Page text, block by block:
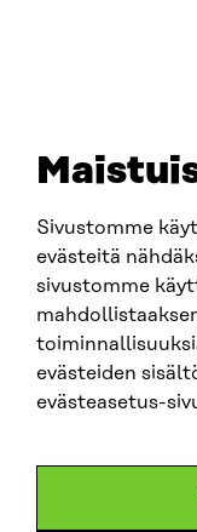
Sivustomme
evästeitä
sivustomme
evästeiden
evästeasetus-
SITRA ON SOCIAL MEDIA
LinkedIn
Instagram